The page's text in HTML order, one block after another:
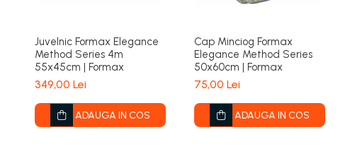
Juvelnic Formax Elegance
Method Series 4m
55x45cm | Formax
349,00 Lei
ADAUGA IN COS
Cap Minciog Formax
Elegance Method Series
50x60cm | Formax
75,00 Lei
ADAUGA IN COS